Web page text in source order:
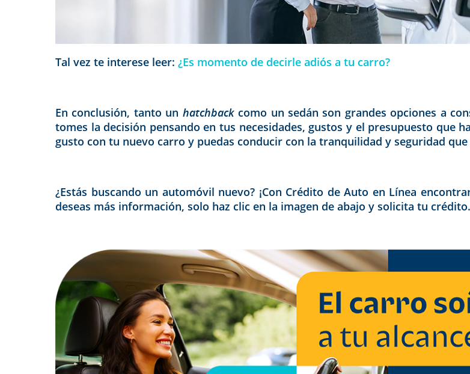
Tal vez te interese leer: ¿Es momento de decirle adiós a tu carro?
En conclusión, tanto un hatchback como un sedán son grandes opciones a
tomes la decisión pensando en tus necesidades, gustos y el presupuesto que
gusto con tu nuevo carro y puedas conducir con la tranquilidad y seguridad que
¿Estás buscando un automóvil nuevo? ¡Con Crédito de Auto en Línea
deseas más información, solo haz clic en la imagen de abajo y solicita tu crédito.